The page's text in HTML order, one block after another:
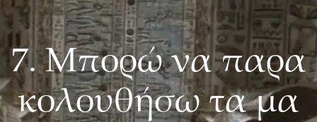
7. Μπορώ να παρα
κολουθήσω τα μα